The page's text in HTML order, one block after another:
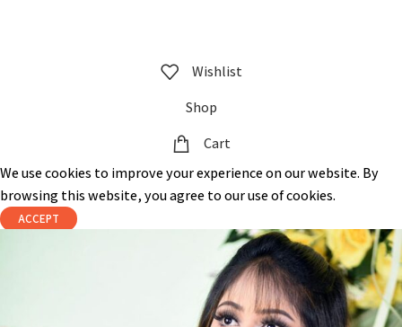
Wishlist
Shop
Cart
We use cookies to improve your experience on our website. By
browsing this website, you agree to our use of cookies.
ACCEPT